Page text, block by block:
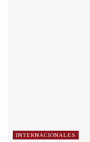
INTERNACIONALES